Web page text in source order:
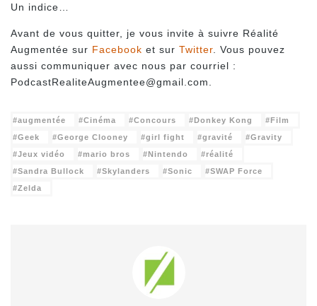
Un indice…
Avant de vous quitter, je vous invite à suivre Réalité
Augmentée sur Facebook et sur Twitter . Vous pouvez
aussi communiquer avec nous par courriel :
PodcastRealiteAugmentee@gmail.com.
augmentée Cinéma Concours Donkey Kong
Film
Geek
George Clooney girl fight gravité
Gravity
Jeux vidéo
mario bros Nintendo
réalité
Sandra Bullock
Skylanders Sonic
SWAP Force
Zelda